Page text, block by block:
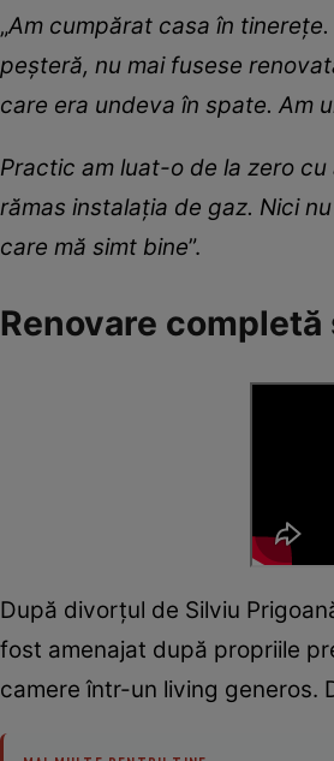
„Am cumpărat casa în
peșteră, nu mai fusese
care era undeva în spate. Am
Practic am luat-o de la zero
rămas instalația de gaz. Nici
care mă simt bine”.
Renovare
După divorțul de Silviu
fost amenajat după propriile
camere într-un living generos.